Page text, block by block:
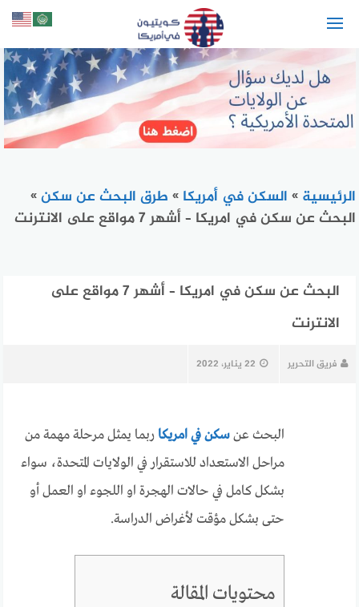
الرئيسية » السكن في أمريكا » طرق البحث عن سكن»
البحث عن سكن في امريكا – أشهر 7 مواقع على الانترنت
البحث عن سكن في امريكا – أشهر 7 مواقع على
الانترنت
فريق التحرير 22 يناير، 2022
البحث عنسكن في امريكا ربما يمثل مرحلة مهمة من
مراحل الاستعداد للاستقرار في الولايات المتحدة، سواء
بشكل كامل في حالات الهجرة او اللجوء او العمل أو
حتى بشكل مؤقت لأغراض الدراسة.
محتويات المقالة